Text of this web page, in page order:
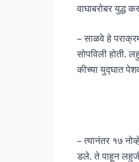
वाघाबरोबर युद्ध
– साळवे हे
सोपविली होती.
कीच्या युद्घात
– त्यानंतर १७
डले. ते पाहून